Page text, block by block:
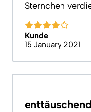
Sternchen
Kunde
15 January 2021